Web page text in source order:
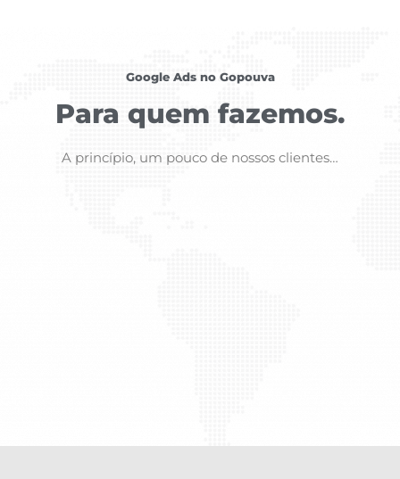
Google Ads no Gopouva
Para quem fazemos.
A princípio, um pouco de nossos clientes…